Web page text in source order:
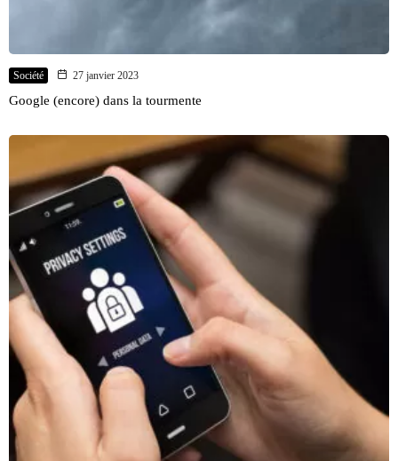
Société 27 janvier 2023
Google (encore) dans la tourmente